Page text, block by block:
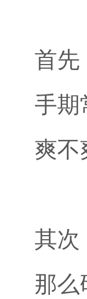
首先
手期
爽不
其次
那么